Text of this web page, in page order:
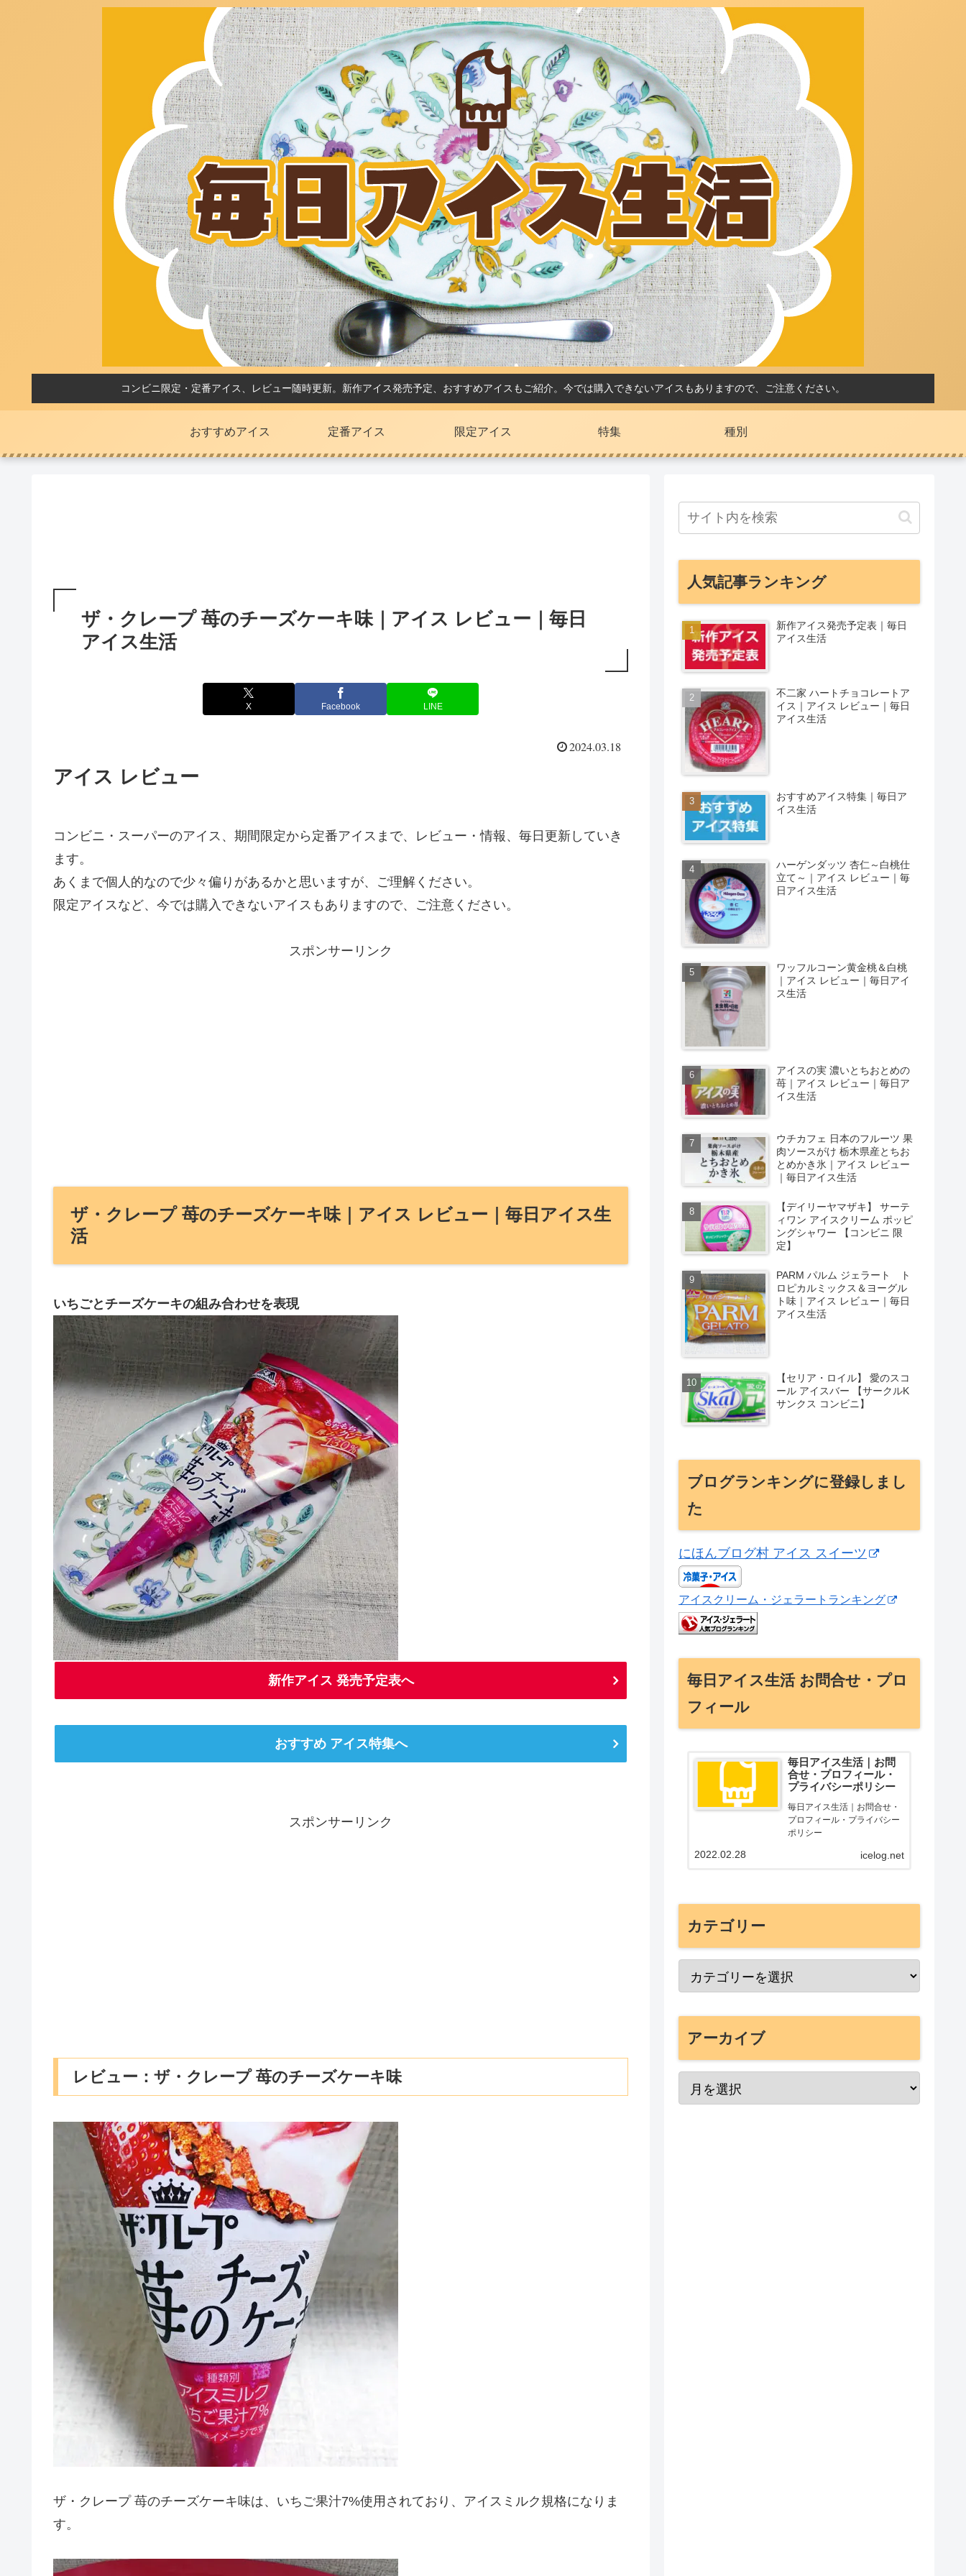
コンビニ限定・定番アイス、レビュー随時更新。新作アイス発売予定、おすすめアイスもご紹介。今では購入できないアイスもありますので、ご注意ください。
おすすめアイス 定番アイス 限定アイス 特集 種別
ザ・クレープ 苺のチーズケーキ味｜アイス レビュー｜毎日
アイス生活
X Facebook LINE
2024.03.18
アイス レビュー
コンビニ・スーパーのアイス、期間限定から定番アイスまで、レビュー・情報、毎日更新していき
ます。
あくまで個人的なので少々偏りがあるかと思いますが、ご理解ください。
限定アイスなど、今では購入できないアイスもありますので、ご注意ください。
スポンサーリンク
ザ・クレープ 苺のチーズケーキ味｜アイス レビュー｜毎日アイス生
活
いちごとチーズケーキの組み合わせを表現
新作アイス 発売予定表へ
おすすめ アイス特集へ
スポンサーリンク
レビュー：ザ・クレープ 苺のチーズケーキ味
ザ・クレープ 苺のチーズケーキ味は、いちご果汁7%使用されており、アイスミルク規格になりま
す。
人気記事ランキング
新作アイス発売予定表｜毎日
アイス生活
不二家 ハートチョコレートア
イス｜アイス レビュー｜毎日
アイス生活
おすすめアイス特集｜毎日ア
イス生活
ハーゲンダッツ 杏仁～白桃仕
立て～｜アイス レビュー｜毎
日アイス生活
ワッフルコーン黄金桃＆白桃
｜アイス レビュー｜毎日アイ
ス生活
アイスの実 濃いとちおとめの
苺｜アイス レビュー｜毎日ア
イス生活
ウチカフェ 日本のフルーツ 果
肉ソースがけ 栃木県産とちお
とめかき氷｜アイス レビュー
｜毎日アイス生活
【デイリーヤマザキ】 サーテ
ィワン アイスクリーム ポッピ
ングシャワー 【コンビニ 限
定】
PARM パルム ジェラート ト
ロピカルミックス＆ヨーグル
ト味｜アイス レビュー｜毎日
アイス生活
【セリア・ロイル】 愛のスコ
ール アイスバー 【サークルK
サンクス コンビニ】
ブログランキングに登録しまし
た
にほんブログ村 アイス スイーツ
アイスクリーム・ジェラートランキング
毎日アイス生活 お問合せ・プロ
フィール
毎日アイス生活｜お問
合せ・プロフィール・
プライバシーポリシー
毎日アイス生活｜お問合せ・
プロフィール・プライバシー
ポリシー
icelog.net
2022.02.28
カテゴリー
アーカイブ